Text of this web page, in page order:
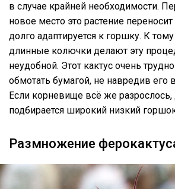
в случае крайней необходимости.
новое место это растение
долго адаптируется к горшку. К
длинные колючки делают эту
неудобной. Этот кактус очень
обмотать бумагой, не навредив его
Если корневище всё же разрослось,
подбирается широкий низкий
Размножение